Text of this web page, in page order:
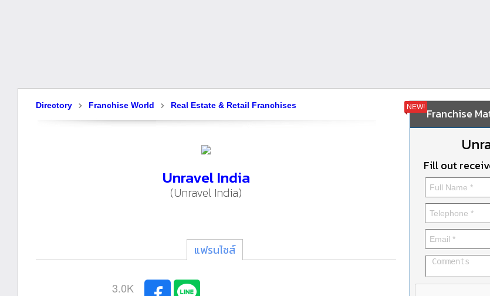
Directory Franchise World Real Estate & Retail Franchises
Unravel India
(Unravel India)
แฟรนไชส์
3.0K
NEW! Franchise
Fill out